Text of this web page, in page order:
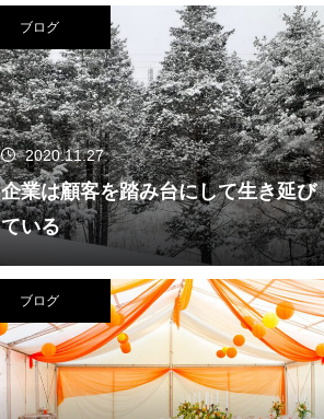
ブログ
2020.11.27
企業は顧客を踏み台にして生き延び
ている
ブログ